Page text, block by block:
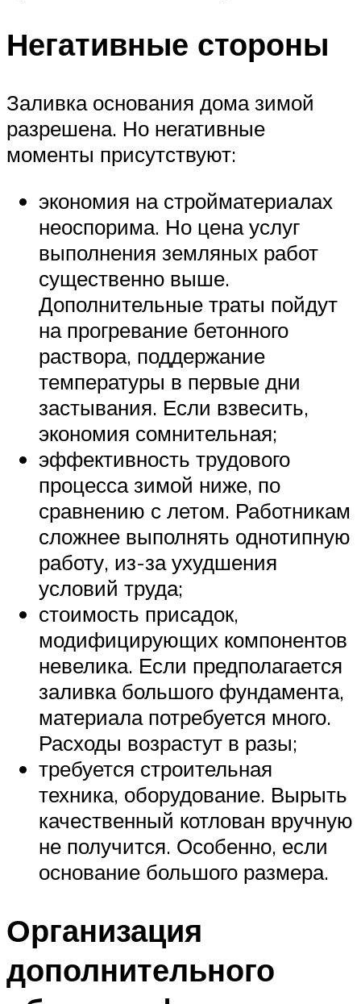
Негативные стороны
Заливка основания дома зимой
разрешена. Но негативные
моменты присутствуют:
экономия на стройматериалах
неоспорима. Но цена услуг
выполнения земляных работ
существенно выше.
Дополнительные траты пойдут
на прогревание бетонного
раствора, поддержание
температуры в первые дни
застывания. Если взвесить,
экономия сомнительная;
эффективность трудового
процесса зимой ниже, по
сравнению с летом. Работникам
сложнее выполнять однотипную
работу, из-за ухудшения
условий труда;
стоимость присадок,
модифицирующих компонентов
невелика. Если предполагается
заливка большого фундамента,
материала потребуется много.
Расходы возрастут в разы;
требуется строительная
техника, оборудование. Вырыть
качественный котлован вручную
не получится. Особенно, если
основание большого размера.
Организация
дополнительного